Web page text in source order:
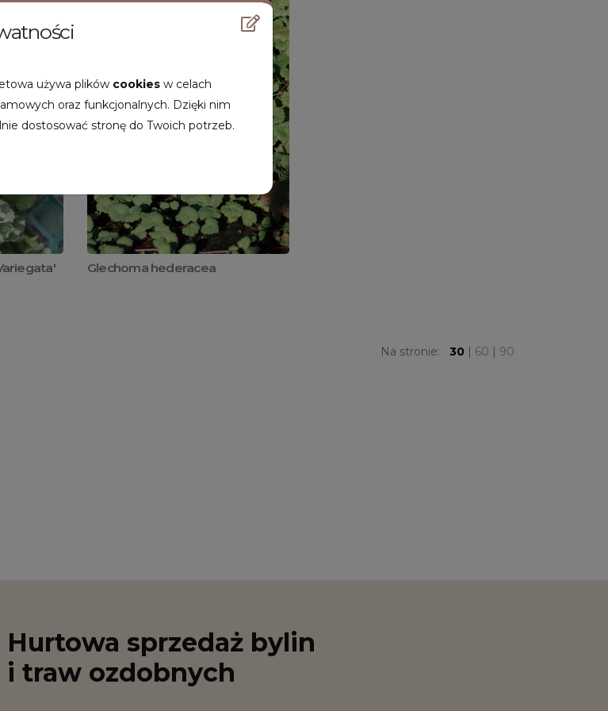
używa plików cookies w celach
oraz funkcjonalnych. Dzięki nim
dostosować stronę do Twoich potrzeb.
Glechoma hederacea
Na stronie: 30 | 60 | 90
Hurtowa sprzedaż bylin
i traw ozdobnych